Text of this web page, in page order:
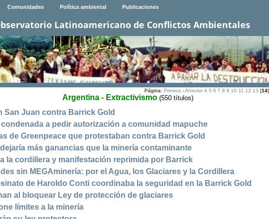
Comunidades Política ambiental Publicaciones
Latinoamericano de Conflictos Ambientales
Página: Primera-Anterior 4 5 6 7 8 9 10 11 12 13 [14]
Argentina - Extractivismo (550 títulos)
San Juan contra Barrick Gold
a pedir autorización a comunidad mapuche
de Greenpeace que protestaban contra Barrick Gold
más ganancias que la minería contaminante
la cordillera y manifestación reprimida por Barrick
sin MEGAminería: por el Agua, los Glaciares y la Cordillera
de Haroldo Conti coordinaba la seguridad en la Barrick Gold
al bloquear Ley de protección de glaciares
límites a la minería